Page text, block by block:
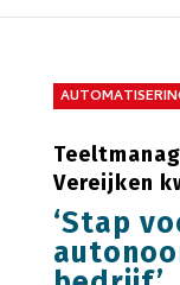
Vereijken
‘Stap